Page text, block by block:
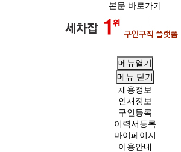
본문 바로가기
메뉴열기
메뉴 닫기
채용정보
인재정보
구인등록
이력서등록
마이페이지
이용안내